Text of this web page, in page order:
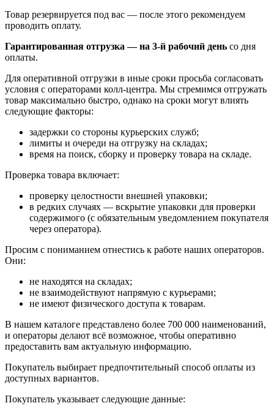
Товар резервируется под вас — после этого рекомендуем
проводить оплату.
Гарантированная отгрузка — на 3‑й рабочий день со дня
оплаты.
Для оперативной отгрузки в иные сроки просьба согласовать
условия с операторами колл‑центра. Мы стремимся отгружать
товар максимально быстро, однако на сроки могут влиять
следующие факторы:
задержки со стороны курьерских служб;
лимиты и очереди на отгрузку на складах;
время на поиск, сборку и проверку товара на складе.
Проверка товара включает:
проверку целостности внешней упаковки;
в редких случаях — вскрытие упаковки для проверки
содержимого (с обязательным уведомлением покупателя
через оператора).
Просим с пониманием отнестись к работе наших операторов.
Они:
не находятся на складах;
не взаимодействуют напрямую с курьерами;
не имеют физического доступа к товарам.
В нашем каталоге представлено более 700 000 наименований,
и операторы делают всё возможное, чтобы оперативно
предоставить вам актуальную информацию.
Покупатель выбирает предпочтительный способ оплаты из
доступных вариантов.
Покупатель указывает следующие данные: